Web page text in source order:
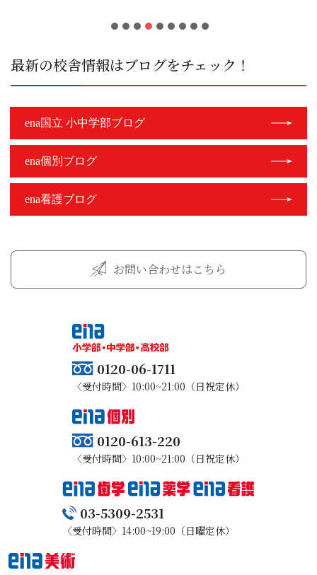
最新の校舎情報はブログをチェック！
ena国立 小中学部ブログ
ena個別ブログ
ena看護ブログ
お問い合わせはこちら
0120-06-1711
〈受付時間〉10:00~21:00（日祝定休）
0120-613-220
〈受付時間〉10:00~21:00（日祝定休）
03-5309-2531
〈受付時間〉14:00~19:00（日曜定休）